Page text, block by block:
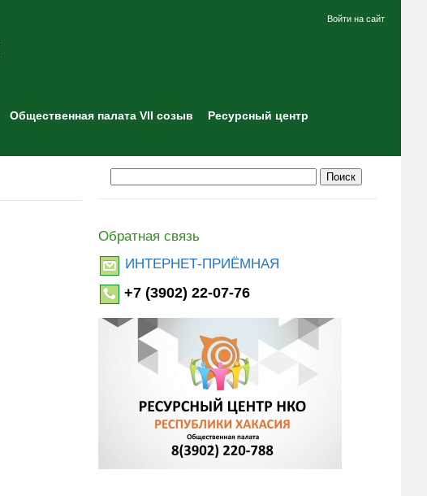
Войти на сайт
Общественная палата VII созыв
Ресурсный центр
Обратная связь
ИНТЕРНЕТ-ПРИЁМНАЯ
+7 (3902) 22-07-76